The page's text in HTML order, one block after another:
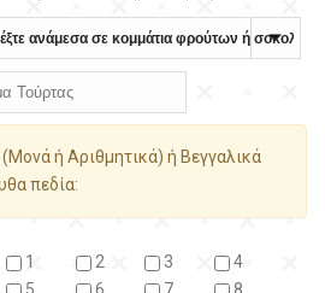
(Μονά ή Αριθμητικά) ή Βεγγαλικά
πεδία:
1 2 3
4